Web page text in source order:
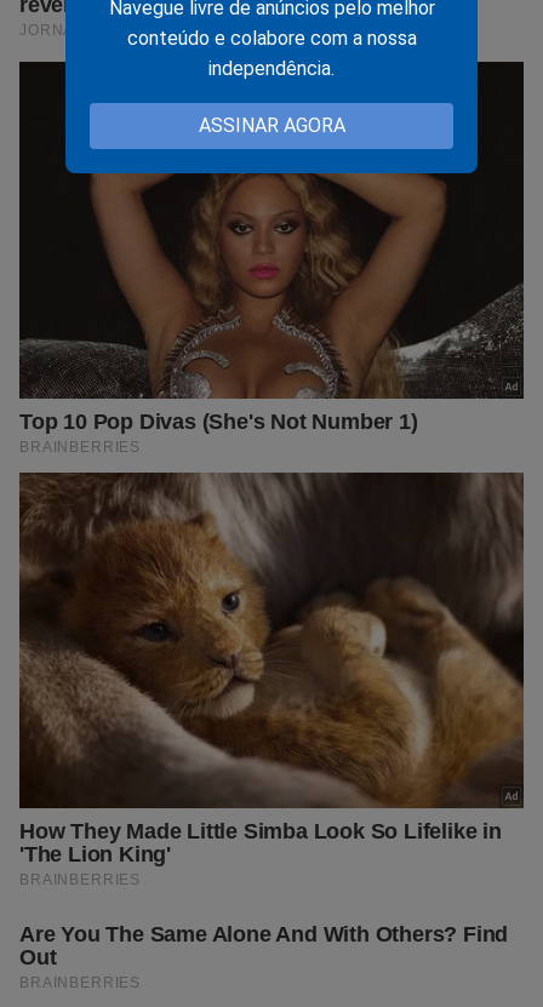
Navegue livre de anúncios pelo melhor
conteúdo e colabore com a nossa
independência.
ASSINAR AGORA